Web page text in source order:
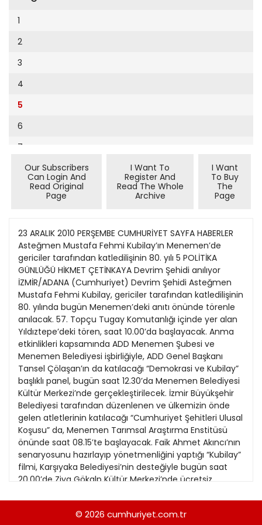
Cumhuriyet Sağlıklı Beslenme
Cumhuriyet Sokak
Cumhuriyet Spor
Cumhuriyet Strateji
Cumhuriyet Tarım
Cumhuriyet Yılbaşı
Çerçeve Eki
Dergi Eki
Ekonomi Eki
Evleniyoruz
Güney Dogu
Kitap Eki
Özel Ekler
Özel Okullar
Sevgililer Günü
Siyaset Eki
Sürdürülebilir yaşam
Turizm Eki
Yerel Yönetimler
1994
1991
1990
1989
1988
1987
1986
1985
1984
1983
1982
1981
1980
9
10
11
12
13
14
15
16
19
20
21
22
23
24
25
26
27
28
29
30
31
1
2
3
4
5
6
7
11
13
14
15
16
17
18
19
20
21
22
23
Our Subscribers
Can Login And
Read Original
Page
I Want To
Register And
Read The Whole
Archive
I Want
To Buy
The
Page
23 ARALIK 2010 PERŞEMBE CUMHURİYET SAYFA HABERLER
Asteğmen Mustafa Fehmi Kubilay’ın Menemen’de
gericiler tarafından katledilişinin 80. yılı 5 POLİTİKA
GÜNLÜĞÜ HİKMET ÇETİNKAYA Devrim Şehidi anılıyor
İZMİR/ADANA (Cumhuriyet) Devrim Şehidi Asteğmen
Mustafa Fehmi Kubilay, gericiler tarafından katledilişinin
80. yılında bugün Menemen’deki anıtı önünde törenle
anılacak. 57. Topçu Tugay Komutanlığı içinde yer alan
Yıldıztepe’deki tören, saat 10.00’da başlayacak. Anma
etkinlikleri kapsamında ADD Menemen Şubesi ve
Menemen Belediyesi işbirliğiyle, ADD Genel Başkanı
Tansel Çölaşan’ın da katılacağı “Demokrasi ve Kubilay”
başlıklı panel, bugün saat 12.30’da Menemen Belediyesi
Kültür Merkezi’nde gerçekleştirilecek. İzmir Büyükşehir
Belediyesi tarafından düzenlenen ve ülkemizin önde
gelen atletlerinin katılacağı “Cumhuriyet Şehitleri Ulusal
Koşusu” da, Menemen Tarımsal Araştırma Enstitüsü
önünde saat 08.15’te başlayacak. Faik Ahmet Akıncı’nın
senaryosunu hazırlayıp yönetmenliğini yaptığı “Kubilay”
filmi, Karşıyaka Belediyesi’nin desteğiyle bugün saat
20.00’de Ziya Gökalp Kültür Merkezi’nde ücretsiz
demokratik kitle örgütü ve bazı derneklerin ortak
düzenleyeceği etkinlikle anılacak. “Cumhuriyet İçin
© 2026 cumhuriyet.com.tr